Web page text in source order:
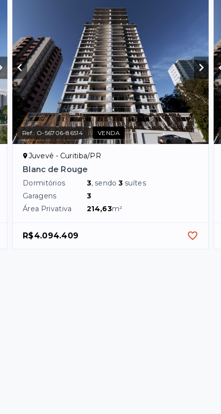
Ref.: O-56706-86514 VENDA
Juvevê - Curitiba/PR
Blanc de Rouge
Dormitórios 3, sendo3 suítes
Garagens
3
Área Privativa
214,63m²
R$4.094.409